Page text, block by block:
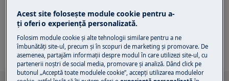
servicii
Acest site folosește module cookie pentru a-
ţi oferi o experienţă personalizată.
Folosim module cookie și alte tehnologii similare pentru a ne
îmbunătăţi site-ul, precum și în scopuri de marketing și promovare. De
asemenea, partajăm informaţii despre modul în care utilizezi site-ul, cu
partenerii noștri de social media, promovare și analiză. Dând click pe
butonul „Acceptă toate modulele cookie”, accepţi utilizarea modulelor